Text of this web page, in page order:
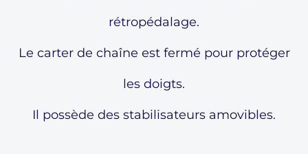
rétropédalage.
Le carter de chaîne est fermé pour protéger
les doigts.
Il possède des stabilisateurs amovibles.